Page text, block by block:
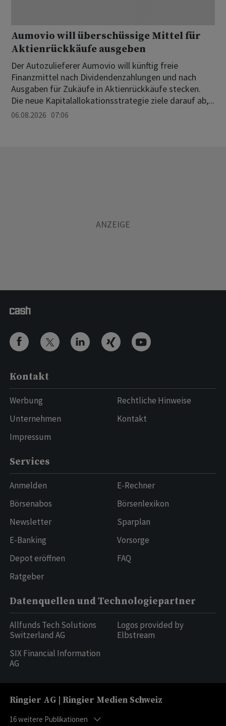
Aumovio will überschüssige Mittel für
Aktienrückkäufe ausgeben
Der Autozulieferer Aumovio will künftig freie
Finanzmittel nach Dividendenzahlungen und nach
Ausgaben für Zukäufe in Aktienrückkäufe stecken.
Die neue Kapitalallokationsstrategie ziele darauf ab,...
06.08.2026 07:06
Kontakt
Werbung
Unternehmen
Impressum
Rechtliche Hinweise
Kontakt
Services
Anmelden
Börsenabos
Newsletter
E-Banking
Depot eröffnen
Ratgeber
E-Rechner
Börsenlexikon
Sparplan
Vorsorge
FAQ
Datenquellen und Technologiepartner
Allfunds Tech Solutions
Switzerland AG
SIX Financial Information
AG
Logos provided by
Elbstream
Ringier AG | Ringier Medien Schweiz
16weitere Publikationen